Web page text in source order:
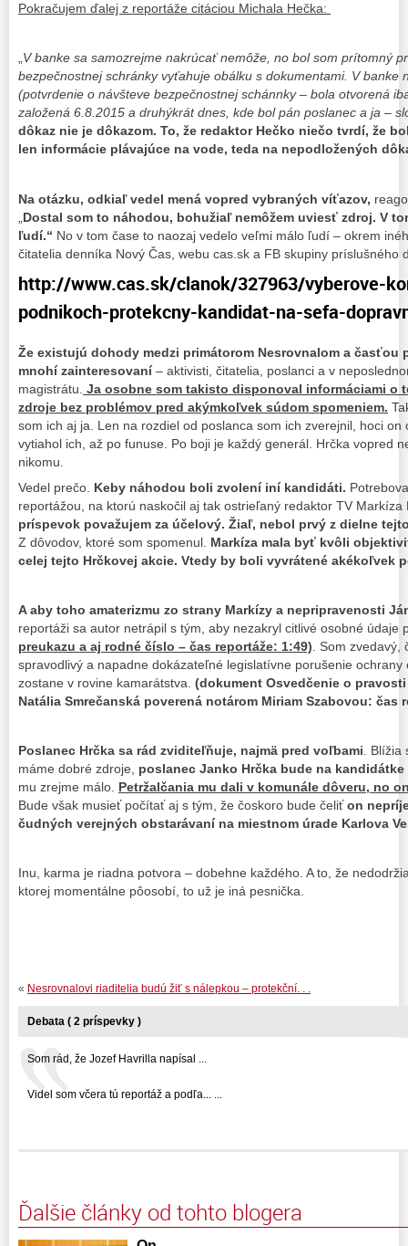
Pokračujem ďalej z reportáže citáciou Michala Hečka:
„V banke sa samozrejme nakrúcať nemôže, no bol som prítomný
bezpečnostnej schránky vyťahuje obálku s dokumentami. V banke
(potvrdenie o návšteve bezpečnostnej schánnky – bola otvorená
založená 6.8.2015 a druhýkrát dnes, kde bol pán poslanec a ja –
dôkaz nie je dôkazom. To, že redaktor Hečko niečo tvrdí, že
len informácie plávajúce na vode, teda na nepodložených
Na otázku, odkiaľ vedel mená vopred vybraných víťazov,
Dostal som to náhodou, bohužiaľ nemôžem uviesť zdroj. V
ľudí.“ No v tom čase to naozaj vedelo veľmi málo ľudí – okrem
čitatelia denníka Nový Čas, webu cas.sk a FB skupiny príslušného
http://www.cas.sk/clanok/327963/vyberove-
podnikoch-protekcny-kandidat-na-sefa-
Že existujú dohody medzi primátorom Nesrovnalom a časťou
mnohí zainteresovaní– aktivisti, čitatelia, poslanci a v
magistrátu. Ja osobne som takisto disponoval informáciami o
zdroje bez problémov pred akýmkoľvek súdom spomeniem.
som ich aj ja. Len na rozdiel od poslanca som ich zverejnil, hoci
vytiahol ich, až po funuse. Po boji je každý generál. Hrčka vopred
nikomu.
Vedel prečo. Keby náhodou boli zvolení iní kandidáti.
reportážou, na ktorú naskočil aj tak ostrieľaný redaktor TV
príspevok považujem za účelový. Žiaľ, nebol prvý z dielne
Z dôvodov, ktoré som spomenul. Markíza mala byť kvôli
celej tejto Hrčkovej akcie. Vtedy by boli vyvrátené akékoľvek
A aby toho amaterizmu zo strany Markízy a nepripravenosti
reportáži sa autor netrápil s tým, aby nezakryl citlivé osobné údaje
preukazu a aj rodné číslo – čas reportáže: 1:49) . Som
spravodlivý a napadne dokázateľné legislatívne porušenie ochrany
zostane v rovine kamarátstva. (dokument Osvedčenie o
Natália Smrečanská poverená notárom Miriam Szabovou: čas
Poslanec Hrčka sa rád zviditeľňuje, najmä pred voľbami .
máme dobré zdroje, poslanec Janko Hrčka bude na kandidátke
mu zrejme málo. Petržalčania mu dali v komunále dôveru, no
Bude však musieť počítať aj s tým, že čoskoro bude čeliťon
čudných verejných obstarávaní na miestnom úrade Karlova
Inu, karma je riadna potvora – dobehne každého. A to, že
ktorej momentálne pôosobí, to už je iná pesnička.
« Nesrovnalovi riaditelia budú žiť s nálepkou – protekční. . .
Debata ( 2 príspevky )
Som rád, že Jozef Havrilla napísal ...
Videl som včera tú reportáž a podľa... ...
Ďalšie články od tohto blogera